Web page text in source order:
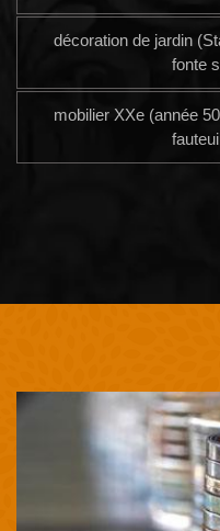
décoration de jardin
fonte
mobilier XXe (année